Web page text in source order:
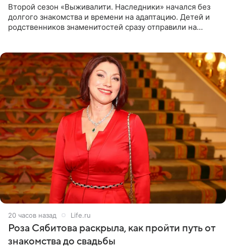
Второй сезон «Выживалити. Наследники» начался без
долгого знакомства и времени на адаптацию. Детей и
родственников знаменитостей сразу отправили на
20 часов назад Life.ru
Роза Сябитова раскрыла, как пройти путь от
знакомства до свадьбы